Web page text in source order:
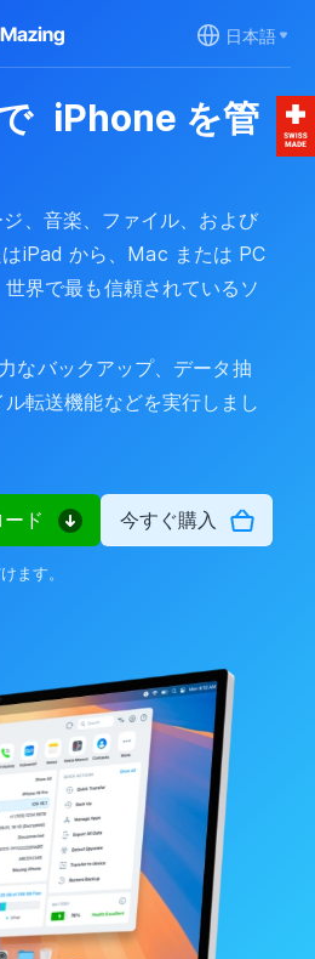
日本語
iPhone を管
、音楽、ファイル、および
iPad から、Mac または PC
界で最も信頼されているソ
なバックアップ、データ抽
転送機能などを実行しまし
ド 今すぐ購入
ます。